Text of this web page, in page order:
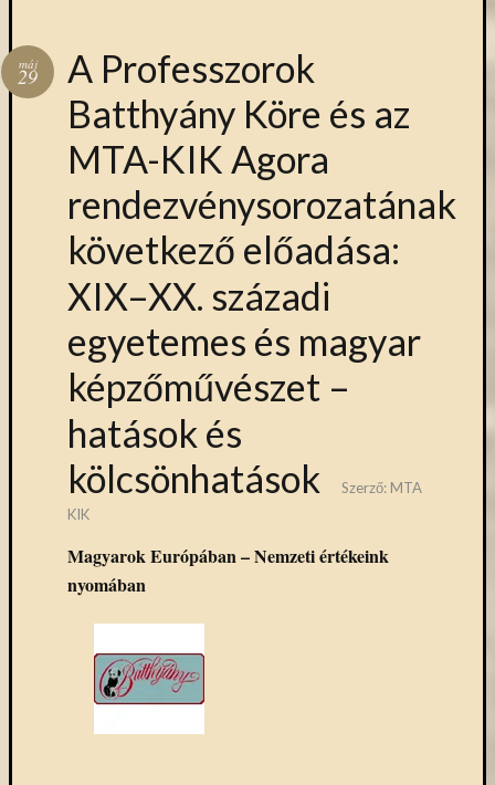
A Professzorok
Batthyány Köre és az
MTA-KIK Agora
rendezvénysorozatának
következő előadása:
XIX–XX. századi
egyetemes és magyar
képzőművészet –
hatások és
kölcsönhatások
máj
29
Szerző: MTA
KIK
Magyarok Európában – Nemzeti értékeink
nyomában